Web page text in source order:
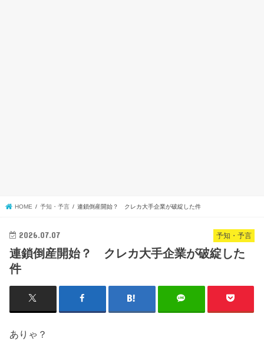
HOME 予知・予言 連鎖倒産開始？ クレカ大手企業が破綻した件
予知・予言
2026.07.07
連鎖倒産開始？ クレカ大手企業が破綻した
件
ありゃ？